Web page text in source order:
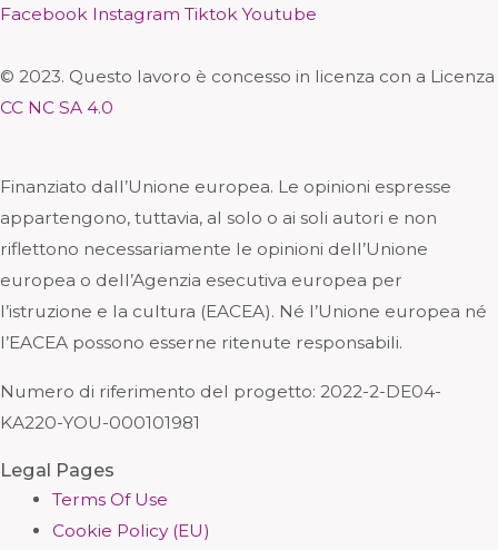
Facebook Instagram Tiktok Youtube
© 2023. Questo lavoro è concesso in licenza con a Licenza
CC NC SA 4.0
Finanziato dall’Unione europea. Le opinioni espresse
appartengono, tuttavia, al solo o ai soli autori e non
riflettono necessariamente le opinioni dell’Unione
europea o dell’Agenzia esecutiva europea per
l’istruzione e la cultura (EACEA). Né l’Unione europea né
l’EACEA possono esserne ritenute responsabili.
Numero di riferimento del progetto: 2022-2-DE04-
KA220-YOU-000101981
Legal Pages
Terms Of Use
Cookie Policy (EU)